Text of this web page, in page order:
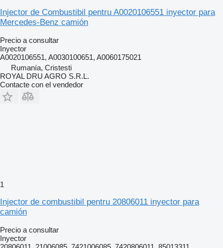
Injector de Combustibil pentru A0020106551 inyector para
Mercedes-Benz camión
Precio a consultar
Inyector
A0020106551, A0030100651, A0060175021
Rumanía, Cristesti
ROYAL DRU AGRO S.R.L.
Contacte con el vendedor
1
Injector de combustibil pentru 20806011 inyector para
camión
Precio a consultar
Inyector